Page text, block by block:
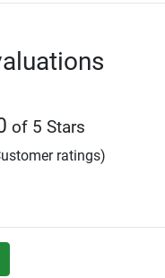
of 5 Stars
ratings)